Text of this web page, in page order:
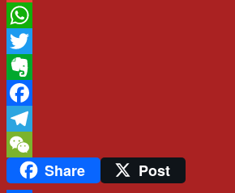
Gmail
WhatsApp
Twitter
Evernote
Facebook
Telegram
WeChatShare Post